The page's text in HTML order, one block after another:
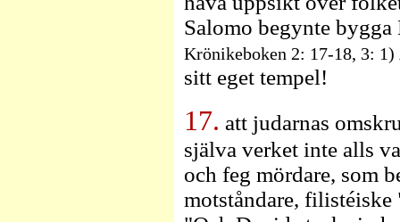
Salomo begynte
Krönikeboken 2: 17-18, 3: 1)
sitt eget tempel!
17. att judarnas
själva verket inte alls
och feg mördare, som
motståndare,